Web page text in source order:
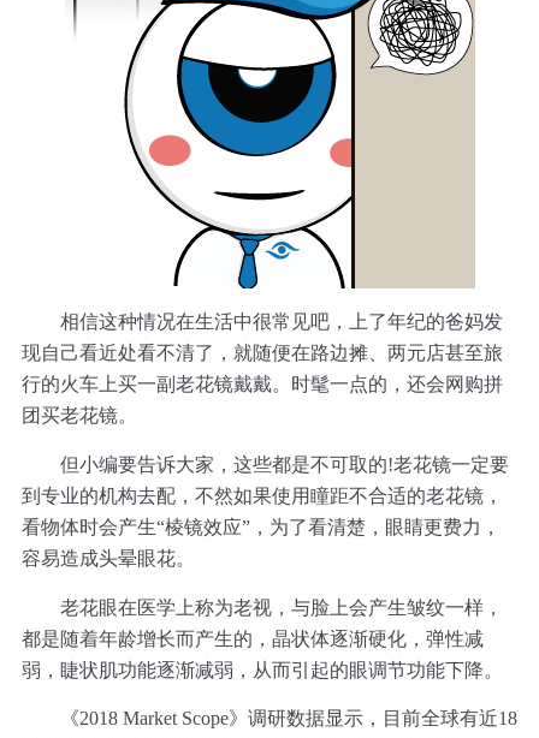
相信这种情况在生活中很常见吧，上了年纪的爸妈发
现自己看近处看不清了，就随便在路边摊、两元店甚至旅
行的火车上买一副老花镜戴戴。时髦一点的，还会网购拼
团买老花镜。
但小编要告诉大家，这些都是不可取的!老花镜一定要
到专业的机构去配，不然如果使用瞳距不合适的老花镜，
看物体时会产生“棱镜效应”，为了看清楚，眼睛更费力，
容易造成头晕眼花。
老花眼在医学上称为老视，与脸上会产生皱纹一样，
都是随着年龄增长而产生的，晶状体逐渐硬化，弹性减
弱，睫状肌功能逐渐减弱，从而引起的眼调节功能下降。
《2018 Market Scope》调研数据显示，目前全球有近18